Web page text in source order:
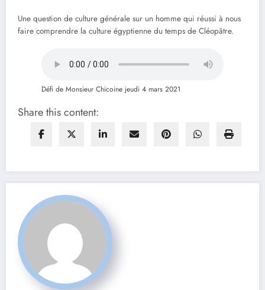
Une question de culture générale sur un homme qui réussi à nous
faire comprendre la culture égyptienne du temps de Cléopâtre.
Défi de Monsieur Chicoine jeudi 4 mars 2021
Share this content: